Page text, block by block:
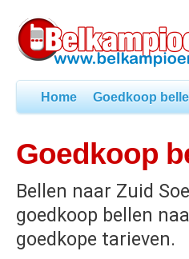
Home Goedkoop
Goedkoop
Bellen naar Zuid
goedkoop bellen
goedkope tarieven.